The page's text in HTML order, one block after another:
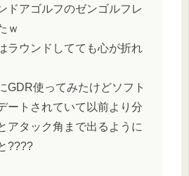
ドアゴルフのゼンゴルフレ
ｗ
ラウンドしてても心が折れ
GDR使ってみたけどソフト
ートされていて以前より分
アタック角まで出るように
????